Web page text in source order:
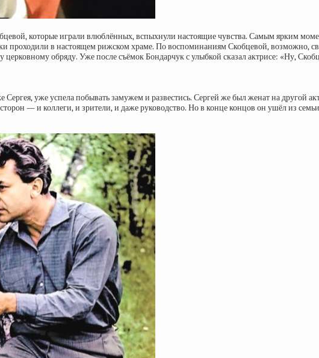
которые играли влюблённых, вспыхнули настоящие чувства. Самым ярким
проходили в настоящем рижском храме. По воспоминаниям Скобцевой, возможно,
обряду. Уже после съёмок Бондарчук с улыбкой сказал актрисе: «Ну,
уже успела побывать замужем и развестись. Сергей же был женат на другой
— и коллеги, и зрители, и даже руководство. Но в конце концов он ушёл из